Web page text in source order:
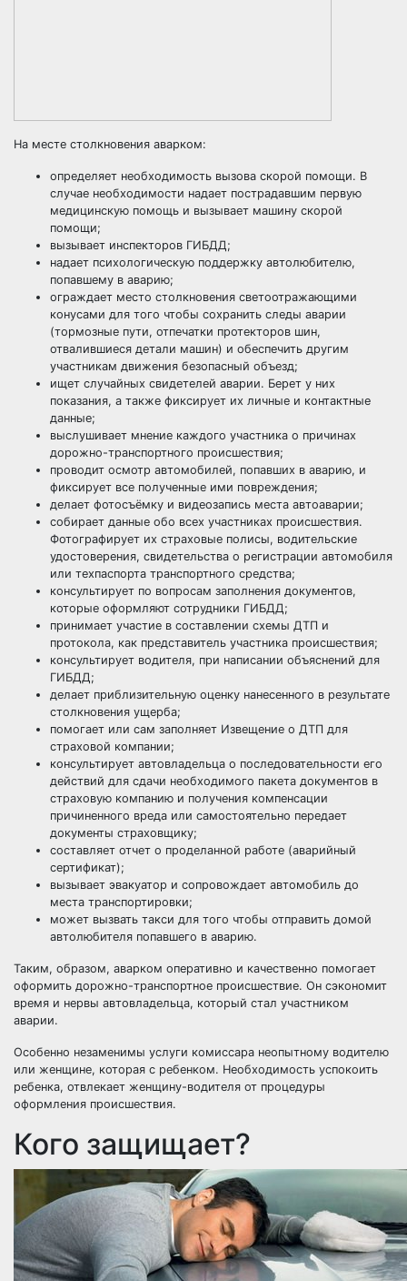
На месте столкновения аварком:
определяет необходимость вызова скорой помощи. В
случае необходимости надает пострадавшим первую
медицинскую помощь и вызывает машину скорой
помощи;
вызывает инспекторов ГИБДД;
надает психологическую поддержку автолюбителю,
попавшему в аварию;
ограждает место столкновения светоотражающими
конусами для того чтобы сохранить следы аварии
(тормозные пути, отпечатки протекторов шин,
отвалившиеся детали машин) и обеспечить другим
участникам движения безопасный объезд;
ищет случайных свидетелей аварии. Берет у них
показания, а также фиксирует их личные и контактные
данные;
выслушивает мнение каждого участника о причинах
дорожно-транспортного происшествия;
проводит осмотр автомобилей, попавших в аварию, и
фиксирует все полученные ими повреждения;
делает фотосъёмку и видеозапись места автоаварии;
собирает данные обо всех участниках происшествия.
Фотографирует их страховые полисы, водительские
удостоверения, свидетельства о регистрации автомобиля
или техпаспорта транспортного средства;
консультирует по вопросам заполнения документов,
которые оформляют сотрудники ГИБДД;
принимает участие в составлении схемы ДТП и
протокола, как представитель участника происшествия;
консультирует водителя, при написании объяснений для
ГИБДД;
делает приблизительную оценку нанесенного в результате
столкновения ущерба;
помогает или сам заполняет Извещение о ДТП для
страховой компании;
консультирует автовладельца о последовательности его
действий для сдачи необходимого пакета документов в
страховую компанию и получения компенсации
причиненного вреда или самостоятельно передает
документы страховщику;
составляет отчет о проделанной работе (аварийный
сертификат);
вызывает эвакуатор и сопровождает автомобиль до
места транспортировки;
может вызвать такси для того чтобы отправить домой
автолюбителя попавшего в аварию.
Таким, образом, аварком оперативно и качественно помогает
оформить дорожно-транспортное происшествие. Он сэкономит
время и нервы автовладельца, который стал участником
аварии.
Особенно незаменимы услуги комиссара неопытному водителю
или женщине, которая с ребенком. Необходимость успокоить
ребенка, отвлекает женщину-водителя от процедуры
оформления происшествия.
Кого защищает?